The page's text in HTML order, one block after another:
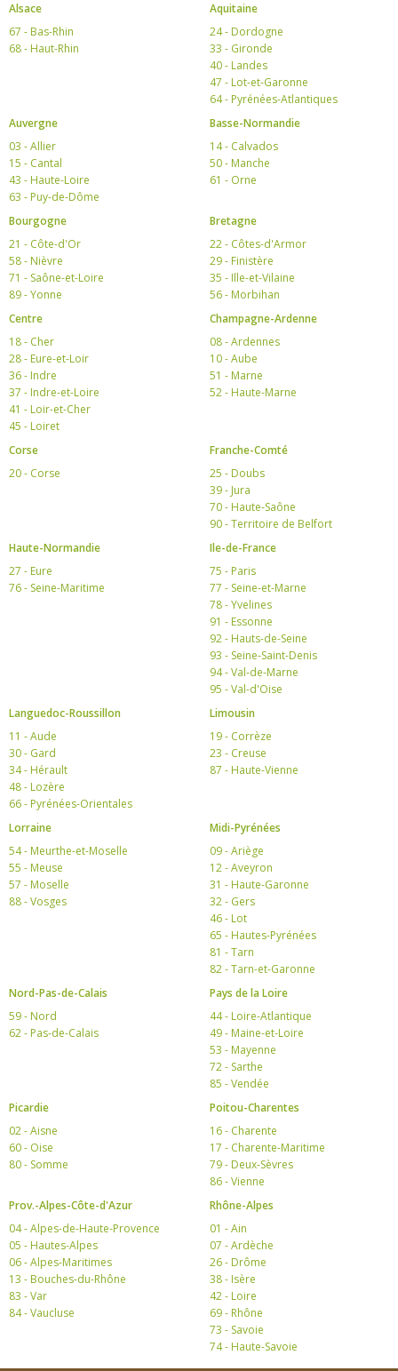
Alsace
67 - Bas-Rhin
68 - Haut-Rhin
Aquitaine
24 - Dordogne
33 - Gironde
40 - Landes
47 - Lot-et-Garonne
64 - Pyrénées-Atlantiques
Auvergne
03 - Allier
15 - Cantal
43 - Haute-Loire
63 - Puy-de-Dôme
Basse-Normandie
14 - Calvados
50 - Manche
61 - Orne
Bourgogne
21 - Côte-d'Or
58 - Nièvre
71 - Saône-et-Loire
89 - Yonne
Bretagne
22 - Côtes-d'Armor
29 - Finistère
35 - Ille-et-Vilaine
56 - Morbihan
Centre
18 - Cher
28 - Eure-et-Loir
36 - Indre
37 - Indre-et-Loire
41 - Loir-et-Cher
45 - Loiret
Champagne-Ardenne
08 - Ardennes
10 - Aube
51 - Marne
52 - Haute-Marne
Corse
20 - Corse
Franche-Comté
25 - Doubs
39 - Jura
70 - Haute-Saône
90 - Territoire de Belfort
Haute-Normandie
27 - Eure
76 - Seine-Maritime
Ile-de-France
75 - Paris
77 - Seine-et-Marne
78 - Yvelines
91 - Essonne
92 - Hauts-de-Seine
93 - Seine-Saint-Denis
94 - Val-de-Marne
95 - Val-d'Oise
Languedoc-Roussillon
11 - Aude
30 - Gard
34 - Hérault
48 - Lozère
66 - Pyrénées-Orientales
Limousin
19 - Corrèze
23 - Creuse
87 - Haute-Vienne
Lorraine
54 - Meurthe-et-Moselle
55 - Meuse
57 - Moselle
88 - Vosges
Midi-Pyrénées
09 - Ariège
12 - Aveyron
31 - Haute-Garonne
32 - Gers
46 - Lot
65 - Hautes-Pyrénées
81 - Tarn
82 - Tarn-et-Garonne
Nord-Pas-de-Calais
59 - Nord
62 - Pas-de-Calais
Pays de la Loire
44 - Loire-Atlantique
49 - Maine-et-Loire
53 - Mayenne
72 - Sarthe
85 - Vendée
Picardie
02 - Aisne
60 - Oise
80 - Somme
Poitou-Charentes
16 - Charente
17 - Charente-Maritime
79 - Deux-Sèvres
86 - Vienne
Prov.-Alpes-Côte-d'Azur
04 - Alpes-de-Haute-Provence
05 - Hautes-Alpes
06 - Alpes-Maritimes
13 - Bouches-du-Rhône
83 - Var
84 - Vaucluse
Rhône-Alpes
01 - Ain
07 - Ardèche
26 - Drôme
38 - Isère
42 - Loire
69 - Rhône
73 - Savoie
74 - Haute-Savoie